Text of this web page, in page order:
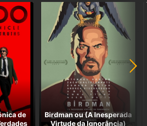
de
Birdman ou (A Inesperada
Virtude da Ignorância)